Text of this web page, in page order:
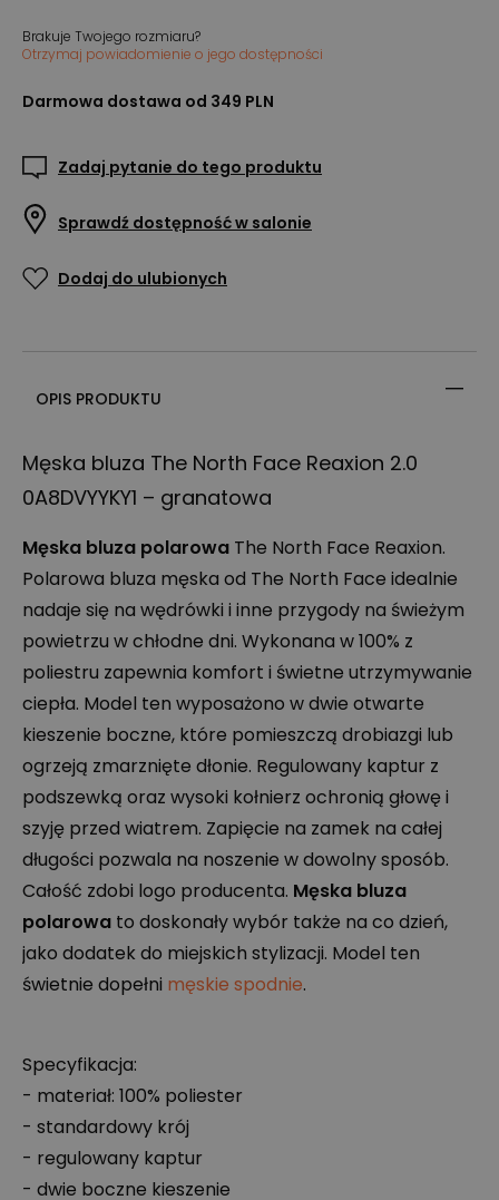
Brakuje Twojego rozmiaru?
Otrzymaj powiadomienie o jego dostępności
Darmowa dostawa od 349 PLN
Zadaj pytanie do tego produktu
Sprawdź dostępność w salonie
Dodaj do ulubionych
OPIS PRODUKTU
Męska bluza The North Face Reaxion 2.0
0A8DVYYKY1 – granatowa
Męska bluza polarowa The North Face Reaxion.
Polarowa bluza męska od The North Face idealnie
nadaje się na wędrówki i inne przygody na świeżym
powietrzu w chłodne dni. Wykonana w 100% z
poliestru zapewnia komfort i świetne utrzymywanie
ciepła. Model ten wyposażono w dwie otwarte
kieszenie boczne, które pomieszczą drobiazgi lub
ogrzeją zmarznięte dłonie. Regulowany kaptur z
podszewką oraz wysoki kołnierz ochronią głowę i
szyję przed wiatrem. Zapięcie na zamek na całej
długości pozwala na noszenie w dowolny sposób.
Całość zdobi logo producenta. Męska bluza
polarowa to doskonały wybór także na co dzień,
jako dodatek do miejskich stylizacji. Model ten
świetnie dopełni męskie spodnie.
Specyfikacja:
- materiał: 100% poliester
- standardowy krój
- regulowany kaptur
- dwie boczne kieszenie